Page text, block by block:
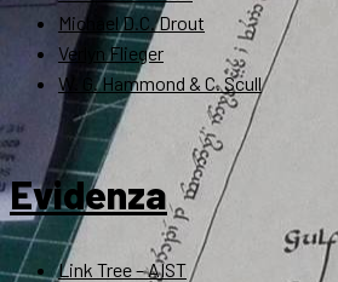
Michael D.C. Drout
Verlyn Flieger
W. G. Hammond & C. Scull
Evidenza
Link Tree – AIST